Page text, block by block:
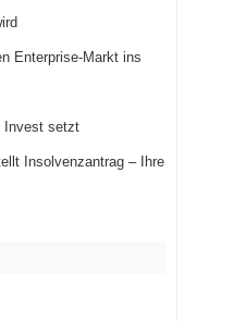
Enterprise-Markt ins
Invest setzt
Insolvenzantrag – Ihre